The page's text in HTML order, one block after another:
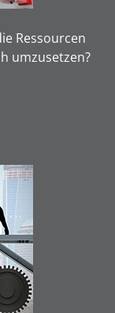
Ressourcen
umzusetzen?